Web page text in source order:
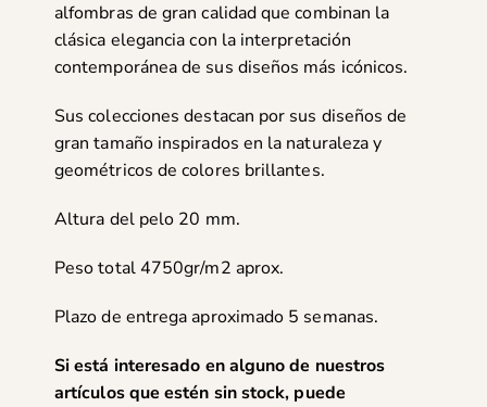
alfombras de gran calidad que combinan la
clásica elegancia con la interpretación
contemporánea de sus diseños más icónicos.
Sus colecciones destacan por sus diseños de
gran tamaño inspirados en la naturaleza y
geométricos de colores brillantes.
Altura del pelo 20 mm.
Peso total 4750gr/m2 aprox.
Plazo de entrega aproximado 5 semanas.
Si está interesado en alguno de nuestros
artículos que estén sin stock, puede